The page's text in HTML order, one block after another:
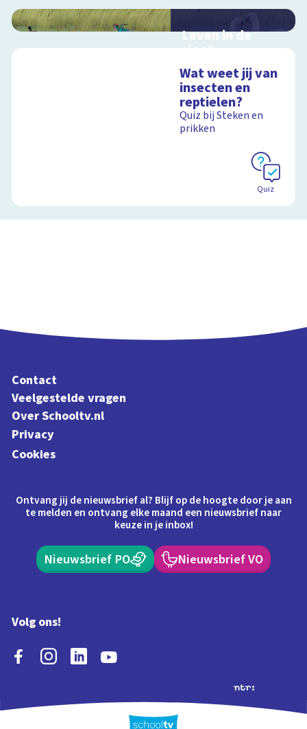
Leven in de
sloot
schoolplaat over het
slootleven
Wat weet jij van
insecten en
reptielen?
Quiz bij Steken en
prikken
Quiz
Contact
Veelgestelde vragen
Over Schooltv.nl
Privacy
Cookies
Ontvang jij de nieuwsbrief al? Blijf op de hoogte door je aan
te melden en ontvang elke maand een nieuwsbrief naar
keuze in je inbox!
Nieuwsbrief PO Nieuwsbrief VO
Volg ons!